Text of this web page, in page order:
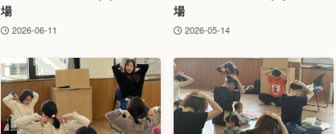
場
2026-06-11
場
2026-05-14